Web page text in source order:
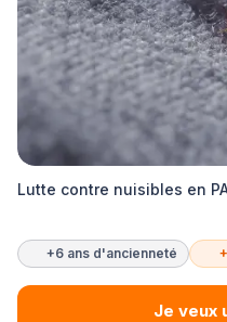
Lutte contre nuisibles en
+6 ans d'ancienneté
Je veux